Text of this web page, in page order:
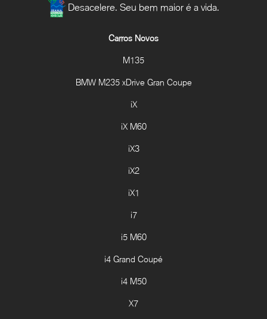
Desacelere. Seu bem maior é a vida.
Carros Novos
M135
BMW M235 xDrive Gran Coupe
iX
iX M60
iX3
iX2
iX1
i7
i5 M60
i4 Grand Coupé
i4 M50
X7